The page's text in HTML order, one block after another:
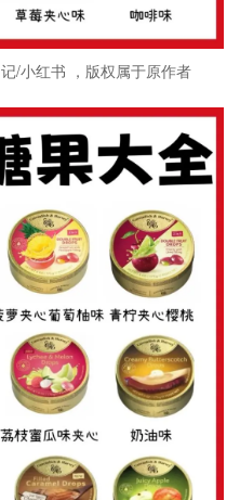
/小红书 ，版权属于原作者